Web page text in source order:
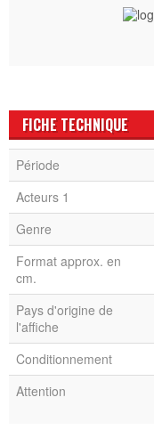
FICHE TECHNIQUE
Période
Acteurs 1
Genre
Format approx. en
cm.
Pays d'origine de
l'affiche
Conditionnement
Attention